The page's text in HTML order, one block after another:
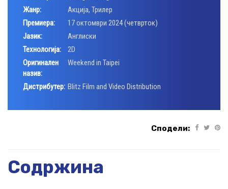
Жанр:
Акција, Трилер
Премиера:
17 октомври 2024 (четврток)
Јазик:
Aнглиски
Технологија:
2D
Оригинален
назив:
Weekend in Taipei
Дистрибутер: Blitz Film and Video Distribution
Сподели:
Содржина